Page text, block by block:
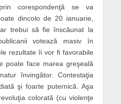
corespondenţă se va
dincolo de 20 ianuarie,
trebui să fie înscăunat la
votează masiv în
rezultate îi vor fi favorabile
poate face marea greşeală
învingător. Contestaţia
şi foarte puternică. Aşa
colorată (cu violenţe